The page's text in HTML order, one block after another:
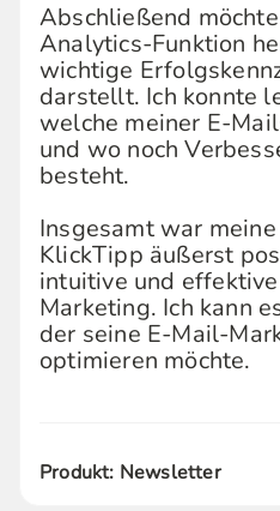
Abschließend
Analytics-Funktion
wichtige
darstellt. Ich konnte
welche meiner E-
und wo noch
besteht.
Insgesamt war
KlickTipp äußerst
intuitive und
Marketing. Ich kann
der seine E-Mail-
optimieren möchte.
Produkt: Newsletter